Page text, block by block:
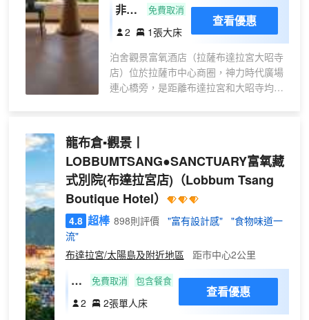
非觀
景·
安睡
大床
房
「彌
鼻吸
+智
能衞
浴」
免費取消
2 1張大床
查看優惠
泊舍觀景富氧酒店（拉薩布達拉宮大昭寺
店）位於拉薩市中心商圈，神力時代廣場
連心橋旁，是距離布達拉宮和大昭寺均在
壓床墊，康乃馨布草，使用拉薩香格里拉
酒店的星級洗滌，房間全部配備彌散式供
氧，可自主調節的空調和智能馬桶。除此
之外，觀景房可直觀布達拉宮，另外配備
可自主調節地暖，電動窗簾，農夫山泉直
飲水、小冰箱和mini吧軟飲、膠囊咖啡機
等，在泊舍觀景富氧酒店，足不出戶享受
宮的美景。
龍布倉▪觀景丨
LOBBUMTSANG●SANCTUARY富氧藏
式別院(布達拉宮店) （Lobbum Tsang
Boutique Hotel）
4.8 超棒 898則評價 "富有設計感"
"食物味道一
流"
布達拉宮/太陽島及附近地區
距市中心2公里
藏
式
免費取消 包含餐食
2 2張單人床
查看優惠